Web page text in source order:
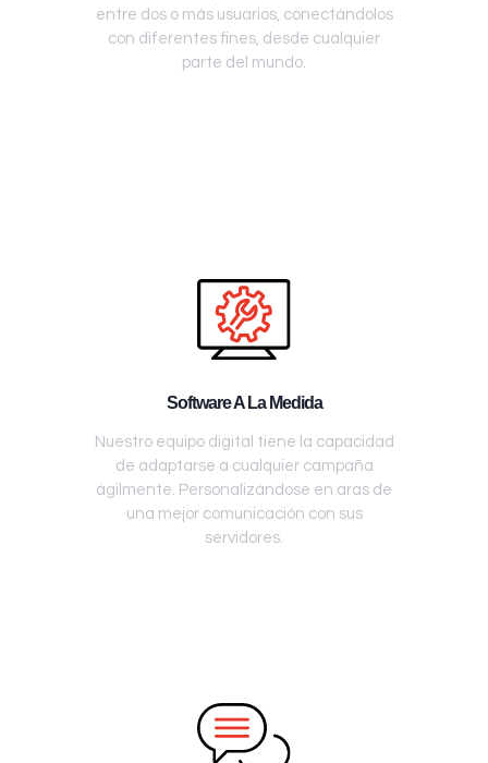
entre dos o más usuarios, conectándolos
con diferentes fines, desde cualquier
parte del mundo.
Software A La Medida
Nuestro equipo digital tiene la capacidad
de adaptarse a cualquier campaña
ágilmente. Personalizándose en aras de
una mejor comunicación con sus
servidores.